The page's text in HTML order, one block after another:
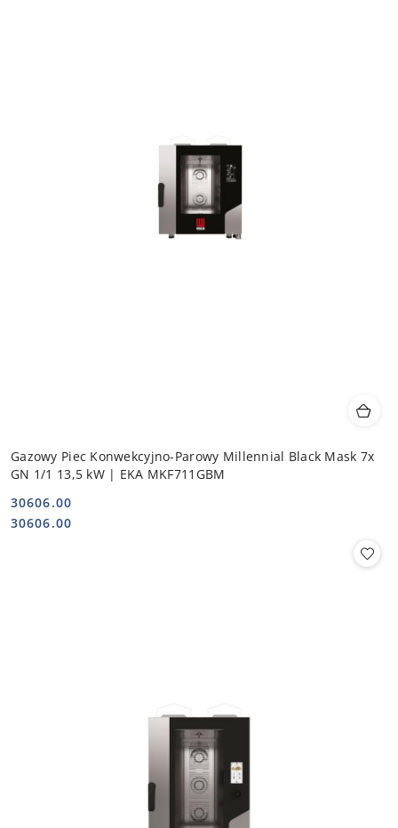
Gazowy Piec Konwekcyjno-Parowy Millennial Black Mask 7x
GN 1/1 13,5 kW | EKA MKF711GBM
Cena:
30606.00
Cena:
30606.00